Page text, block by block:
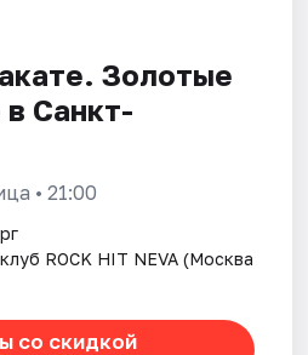
Золотые
Санкт-
• 21:00
ROCK HIT NEVA (Москва
со скидкой